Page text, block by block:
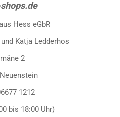
Hess eGbR
Katja Ledderhos
2
1212
bis 18:00 Uhr)